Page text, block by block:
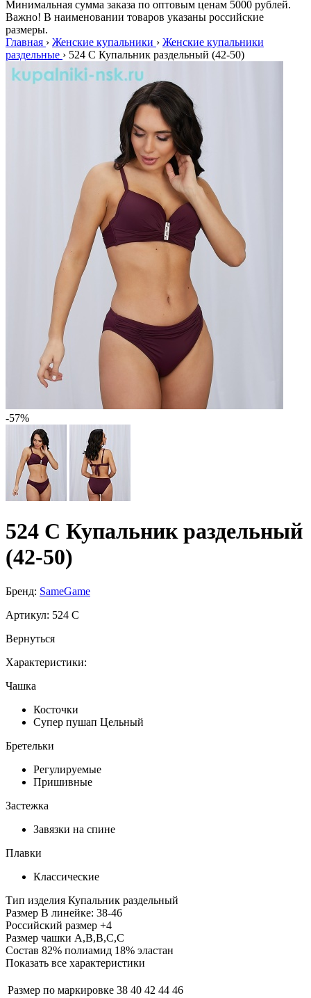
Минимальная сумма заказа по оптовым ценам 5000 рублей.
Важно! В наименовании товаров указаны российские
размеры.
Главная › Женские купальники › Женские купальники
раздельные › 524 C Купальник раздельный (42-50)
-57%
524 C Купальник раздельный
(42-50)
Бренд: SameGame
Артикул: 524 C
Вернуться
Характеристики:
Чашка
Косточки
Супер пушап Цельный
Бретельки
Регулируемые
Пришивные
Застежка
Завязки на спине
Плавки
Классические
Тип изделия Купальник раздельный
Размер В линейке: 38-46
Российский размер +4
Размер чашки A,B,B,C,C
Состав 82% полиамид 18% эластан
Показать все характеристики
Размер по маркировке 38 40 42 44 46